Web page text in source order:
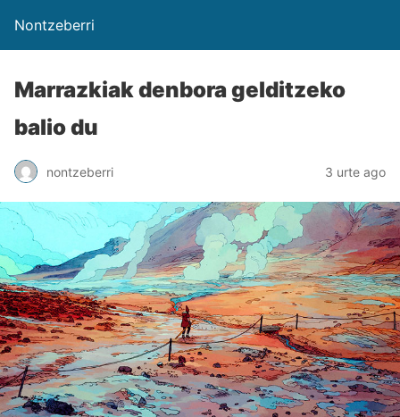
Nontzeberri
Marrazkiak denbora gelditzeko
balio du
nontzeberri 3 urte ago